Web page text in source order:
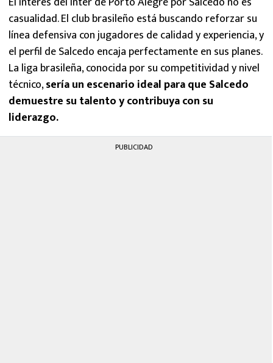
casualidad. El club brasileño está buscando reforzar su
línea defensiva con jugadores de calidad y experiencia, y
el perfil de Salcedo encaja perfectamente en sus planes.
La liga brasileña, conocida por su competitividad y nivel
técnico,sería un escenario ideal para que Salcedo
demuestre su talento y contribuya con su
liderazgo.
PUBLICIDAD